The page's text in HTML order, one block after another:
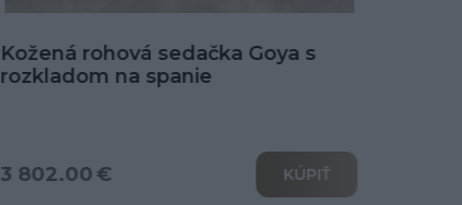
Kožená sedačka Alexandria v tvare
U
od 6 039.00 € KÚPIŤ